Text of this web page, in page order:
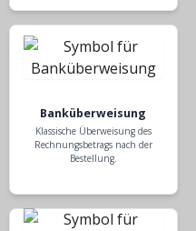
Banküberweisung
Klassische Überweisung des
Rechnungsbetrags nach der
Bestellung.